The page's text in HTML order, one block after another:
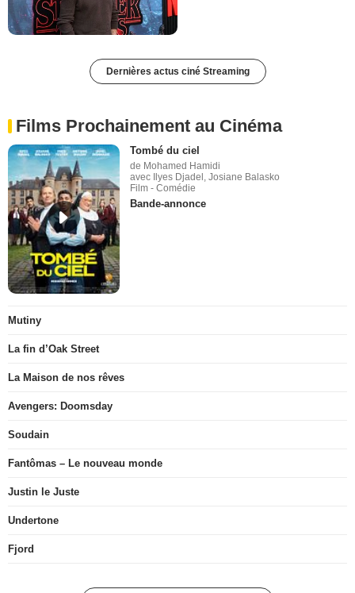
Dernières actus ciné Streaming
Films Prochainement au Cinéma
Tombé du ciel
de Mohamed Hamidi
avec Ilyes Djadel, Josiane Balasko
Film - Comédie
Bande-annonce
Mutiny
La fin d’Oak Street
La Maison de nos rêves
Avengers: Doomsday
Soudain
Fantômas – Le nouveau monde
Justin le Juste
Undertone
Fjord